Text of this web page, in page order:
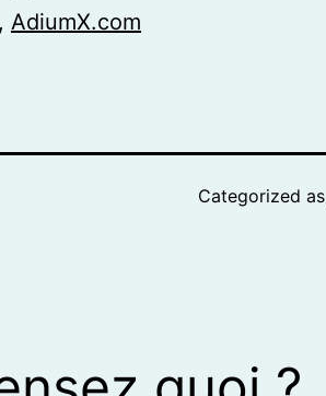
AdiumX.com
Categorized as